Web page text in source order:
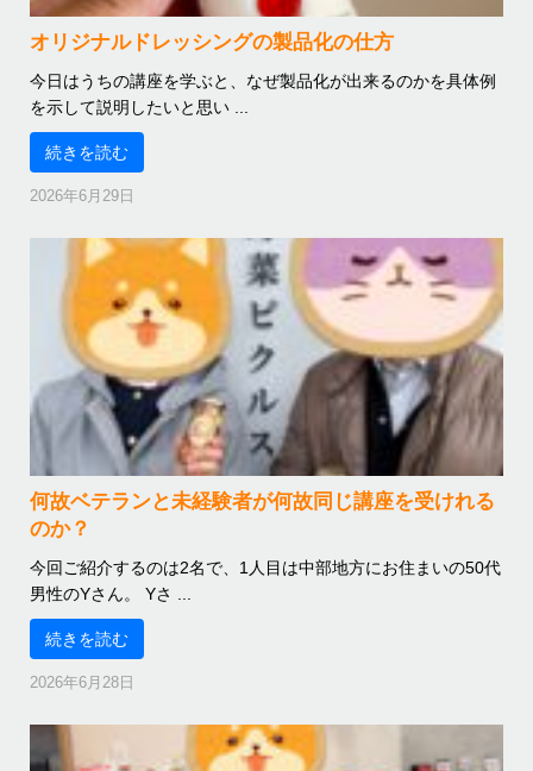
オリジナルドレッシングの製品化の仕方
今日はうちの講座を学ぶと、なぜ製品化が出来るのかを具体例
を示して説明したいと思い ...
続きを読む
2026年6月29日
何故ベテランと未経験者が何故同じ講座を受けれる
のか？
今回ご紹介するのは2名で、1人目は中部地方にお住まいの50代
男性のYさん。 Yさ ...
続きを読む
2026年6月28日